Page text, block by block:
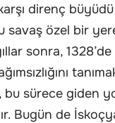
direnç
savaş özel bir
sonra,
bu sürece giden
Bugün de